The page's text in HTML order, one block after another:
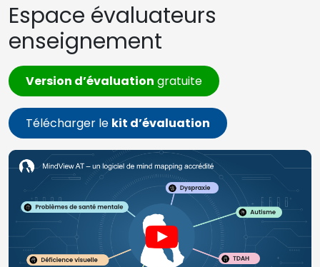
Espace évaluateurs
enseignement
Version d’évaluation gratuite
Télécharger le kit d’évaluation